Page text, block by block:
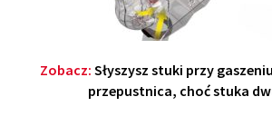
Zobacz: Słyszysz stuki przy
przepustnica, choć stuka